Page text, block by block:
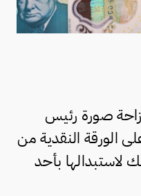
صورة رئيس
الورقة النقدية من
لاستبدالها بأحد